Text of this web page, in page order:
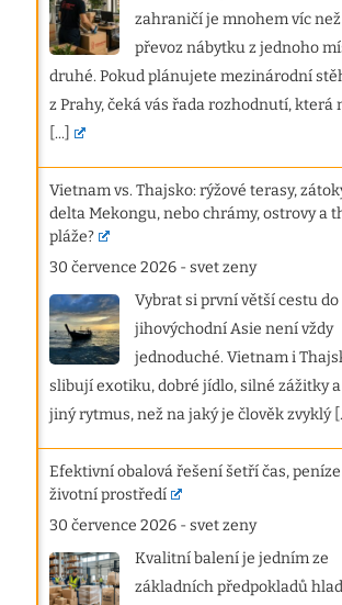
zahraničí je mnohem víc
převoz nábytku z jednoho
druhé. Pokud plánujete mezinárodní
z Prahy, čeká vás řada rozhodnutí, která
[...]
Vietnam vs. Thajsko: rýžové terasy,
delta Mekongu, nebo chrámy, ostrovy a
pláže?
30 července 2026 -svet zeny
Vybrat si první větší cestu do
jihovýchodní Asie není vždy
jednoduché. Vietnam i
slibují exotiku, dobré jídlo, silné zážitky
jiný rytmus, než na jaký je člověk zvyklý
Efektivní obalová řešení šetří čas,
životní prostředí
30 července 2026 -svet zeny
Kvalitní balení je jedním ze
základních předpokladů